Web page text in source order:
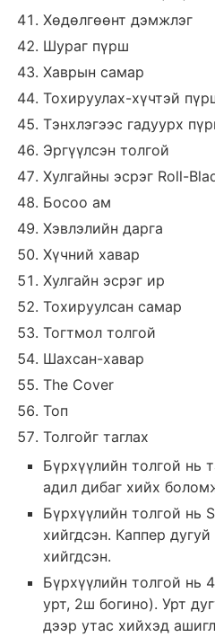
Хөдөлгөөнт дэмжлэг
Шураг пүрш
Хаврын самар
Тохируулах-хүчтэй
Тэнхлэгээс гадуурх
Эргүүлсэн толгой
Хулгайны эсрэг Roll-
Босоо ам
Хэвлэлийн дарга
Хүчний хавар
Хулгайн эсрэг ир
Тохируулсан самар
Тогтмол толгой
Шахсан-хавар
The Cover
Топ
Толгойг таглах
Бүрхүүлийн толгой нь
адил дибаг хийх
Бүрхүүлийн толгой нь
хийгдсэн. Каппер
хийгдсэн.
Бүрхүүлийн толгой нь
урт, 2ш богино). Урт
дээр утас хийхэд